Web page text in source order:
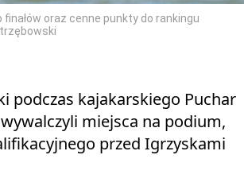
oraz cenne punkty do rankingu
podczas kajakarskiego Puchar
miejsca na podium,
przed Igrzyskami